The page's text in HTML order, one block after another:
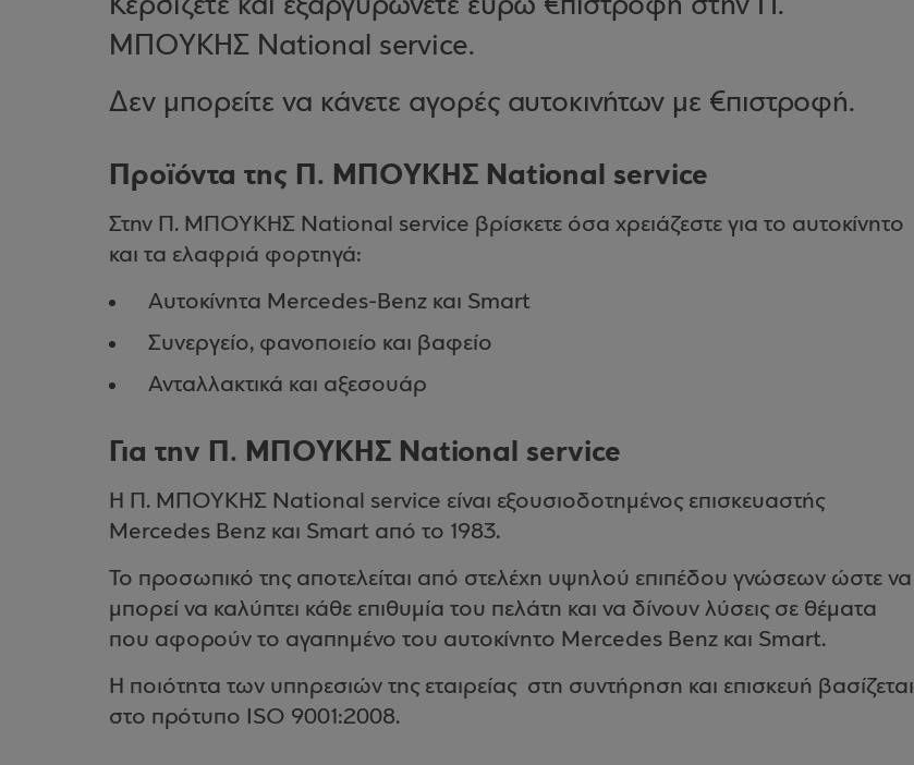
Κερδίζετε και εξαργυρώνετε ευρώ €πιστροφή στην Π.
ΜΠΟΥΚΗΣ National service.
Δεν μπορείτε να κάνετε αγορές αυτοκινήτων με €πιστροφή.
Προϊόντα της Π. ΜΠΟΥΚΗΣ National service
Στην Π. ΜΠΟΥΚΗΣ National service βρίσκετε όσα χρειάζεστε για το αυτοκίνητο
και τα ελαφριά φορτηγά:
Αυτοκίνητα Mercedes-Benz και Smart
Συνεργείο, φανοποιείο και βαφείο
Ανταλλακτικά και αξεσουάρ
Για την Π. ΜΠΟΥΚΗΣ National service
Η Π. ΜΠΟΥΚΗΣ National service είναι εξουσιοδοτημένος επισκευαστής
Mercedes Benz και Smart από το 1983.
Το προσωπικό της αποτελείται από στελέχη υψηλού επιπέδου γνώσεων ώστε να
μπορεί να καλύπτει κάθε επιθυμία του πελάτη και να δίνουν λύσεις σε θέματα
που αφορούν το αγαπημένο του αυτοκίνητο Mercedes Benz και Smart.
Η ποιότητα των υπηρεσιών της εταιρείας στη συντήρηση και επισκευή βασίζεται
στο πρότυπο ISO 9001:2008.